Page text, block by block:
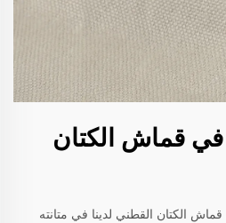
في قماش الكتان
الكتان القطني لدينا في متانته